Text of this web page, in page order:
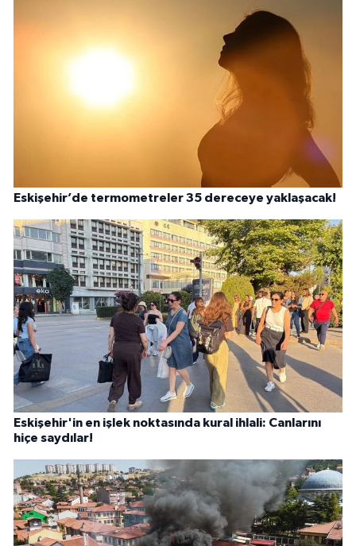
Eskişehir’de termometreler 35 dereceye yaklaşacak!
Eskişehir'in en işlek noktasında kural ihlali: Canlarını
hiçe saydılar!